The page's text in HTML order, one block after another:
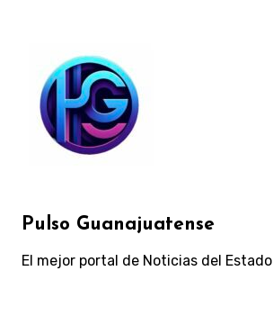
contenido
Pulso Guanajuatense
El mejor portal de Noticias del Estado